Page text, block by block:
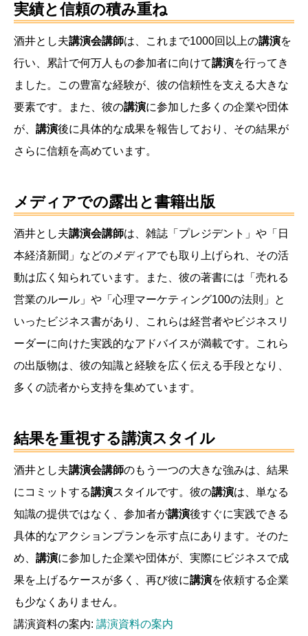
実績と信頼の積み重ね
酒井とし夫講演会講師は、これまで1000回以上の講演を
行い、累計で何万人もの参加者に向けて講演を行ってき
ました。この豊富な経験が、彼の信頼性を支える大きな
要素です。また、彼の講演に参加した多くの企業や団体
が、 講演後に具体的な成果を報告しており、その結果が
さらに信頼を高めています。
メディアでの露出と書籍出版
酒井とし夫講演会講師は、雑誌「プレジデント」や「日
本経済新聞」などのメディアでも取り上げられ、その活
動は広く知られています。また、彼の著書には「売れる
営業のルール」や「心理マーケティング100の法則」と
いったビジネス書があり、これらは経営者やビジネスリ
ーダーに向けた実践的なアドバイスが満載です。これら
の出版物は、彼の知識と経験を広く伝える手段となり、
多くの読者から支持を集めています。
結果を重視する講演スタイル
酒井とし夫講演会講師のもう一つの大きな強みは、結果
にコミットする講演スタイルです。彼の講演は、単なる
知識の提供ではなく、参加者が講演後すぐに実践できる
具体的なアクションプランを示す点にあります。そのた
め、 講演に参加した企業や団体が、実際にビジネスで成
果を上げるケースが多く、再び彼に講演を依頼する企業
も少なくありません。
講演資料の案内: 講演資料の案内